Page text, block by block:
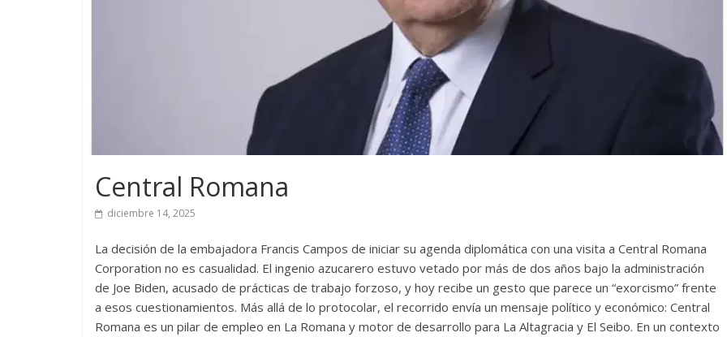
Central Romana
diciembre 14, 2025
La decisión de la embajadora Francis Campos de iniciar su agenda diplomática con una visita a Central Romana
Corporation no es casualidad. El ingenio azucarero estuvo vetado por más de dos años bajo la administración
de Joe Biden, acusado de prácticas de trabajo forzoso, y hoy recibe un gesto que parece un “exorcismo” frente
a esos cuestionamientos. Más allá de lo protocolar, el recorrido envía un mensaje político y económico: Central
Romana es un pilar de empleo en La Romana y motor de desarrollo para La Altagracia y El Seibo. En un contexto